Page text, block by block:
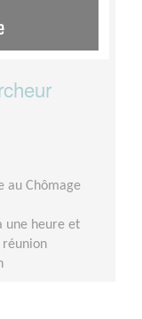
au Chômage
une heure et
réunion